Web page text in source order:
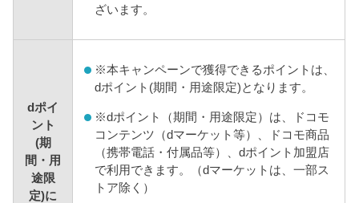
ざいます。
dポイ
ント
(期
間・用
途限
定)に
※本キャンペーンで獲得できるポイントは、
dポイント(期間・用途限定)となります。
※dポイント（期間・用途限定）は、ドコモ
コンテンツ（dマーケット等）、ドコモ商品
（携帯電話・付属品等）、dポイント加盟店
で利用できます。（dマーケットは、一部ス
トア除く）